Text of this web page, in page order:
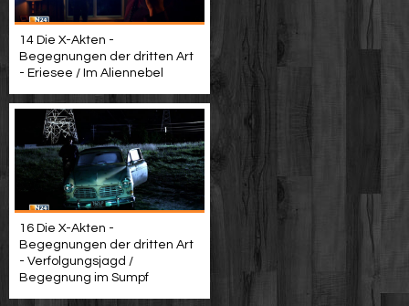
14 Die X-Akten -
Begegnungen der dritten Art
- Eriesee / Im Aliennebel
16 Die X-Akten -
Begegnungen der dritten Art
- Verfolgungsjagd /
Begegnung im Sumpf